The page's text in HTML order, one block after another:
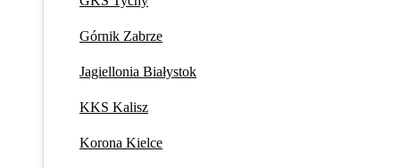
Górnik Zabrze
Jagiellonia Białystok
KKS Kalisz
Korona Kielce